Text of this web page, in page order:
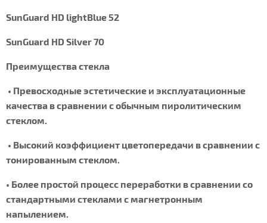
SunGuard HD lightBlue 52
SunGuard HD Silver 70
Преимущества стекла
• Превосходные эстетические и эксплуатационные
качества в сравнении с обычным пиролитическим
стеклом.
• Высокий коэффициент цветопередачи в сравнении с
тонированным стеклом.
• Более простой процесс переработки в сравнении со
стандартными стеклами с магнетронным
напылением.